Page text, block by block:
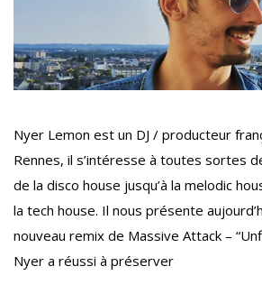
Nyer Lemon est un DJ / producteur
Rennes, il s’intéresse à toutes sortes
de la disco house jusqu’à la melodic
la tech house. Il nous présente
nouveau remix de Massive Attack –
Nyer a réussi à préserver